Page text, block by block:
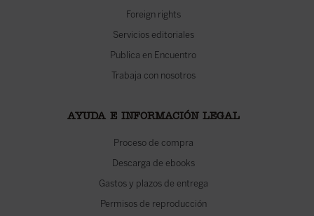
Foreign rights
Servicios editoriales
Publica en Encuentro
Trabaja con nosotros
AYUDA E INFORMACIÓN LEGAL
Proceso de compra
Descarga de ebooks
Gastos y plazos de entrega
Permisos de reproducción